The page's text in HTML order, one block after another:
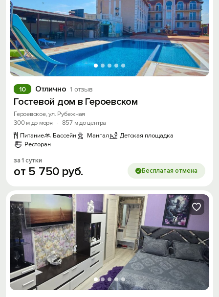
Отлично 1 отзыв
10
Гостевой дом в Героевском
Героевское, ул. Рубежная
300 м до моря
· 857 м до центра
Питание
Бассейн Мангал
Детская площадка
Ресторан
за 1 сутки
от 5 750 руб. Бесплатая отмена